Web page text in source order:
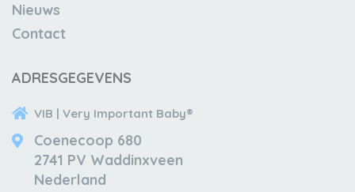
Nieuws
Contact
ADRESGEGEVENS
VIB | Very Important Baby®
Coenecoop 680
2741 PV Waddinxveen
Nederland